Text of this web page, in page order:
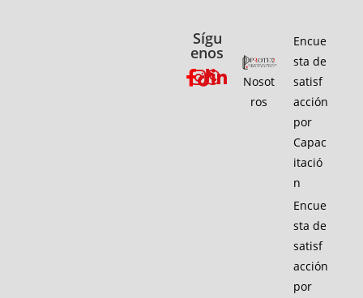
Sígu
enos
Nosot
ros
Encue
sta de
satisf
acción
por
Capac
itació
n
Encue
sta de
satisf
acción
por